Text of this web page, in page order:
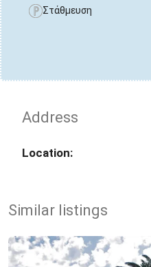
Στάθμευση
Address
Location:
Similar listings